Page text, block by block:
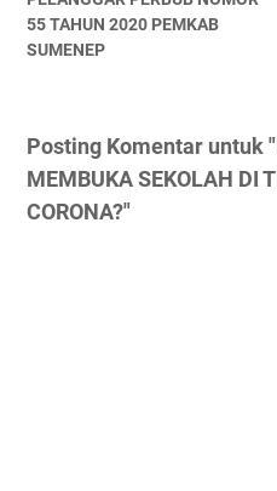
55 TAHUN 2020 PEMKAB
SUMENEP
Posting Komentar untuk
MEMBUKA SEKOLAH DI
CORONA?"